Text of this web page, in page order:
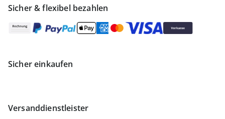
Sicher & flexibel bezahlen
Sicher einkaufen
Versanddienstleister